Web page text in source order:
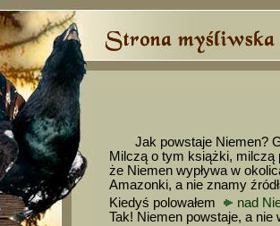
Jak powstaje Niemen?
Milczą o tym książki,
że Niemen wypływa w
Amazonki, a nie znamy
Kiedyś polowałem
nad
Tak! Niemen powstaje, a nie